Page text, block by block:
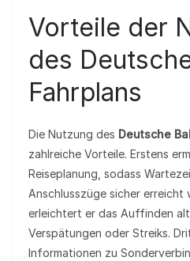
Vorteile der
des
Fahrplans
Die Nutzung des Deutsche
zahlreiche Vorteile. Erstens
Reiseplanung, sodass
Anschlusszüge sicher erreicht
erleichtert er das Auffinden
Verspätungen oder Streiks.
Informationen zu